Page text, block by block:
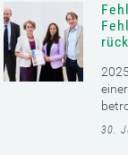
30.